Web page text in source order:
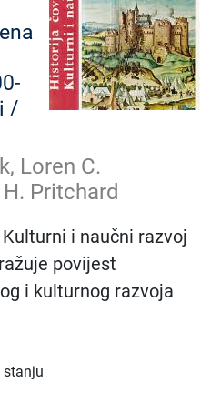
/
Loren C.
Pritchard
i naučni razvoj
povijest
i kulturnog razvoja
stanju